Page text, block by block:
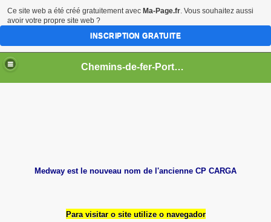
Chemins-de-fer-Portugais
Medway est le nouveau nom de l'ancienne CP CARGA
Para visitar o site utilize o navegador
Ce site web a été créé gratuitement avec Ma-Page.fr. Vous souhaitez aussi
avoir votre propre site web ?
INSCRIPTION GRATUITE